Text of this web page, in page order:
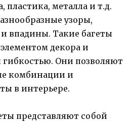
пластика, металла и т.д.
узоры,
впадины. Такие багеты
декора и
Они позволяют
комбинации и
в интерьере.
представляют собой